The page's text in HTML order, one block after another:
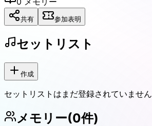
共有 参加表明
セットリスト
作成
セットリストはまだ登録されていません
メモリー(0件)